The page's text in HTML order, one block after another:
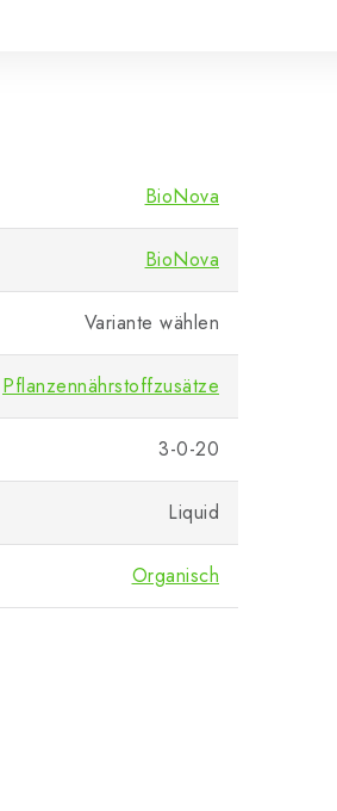
BioNova
BioNova
Variante wählen
Pflanzennährstoffzusätze
3-0-20
Liquid
Organisch